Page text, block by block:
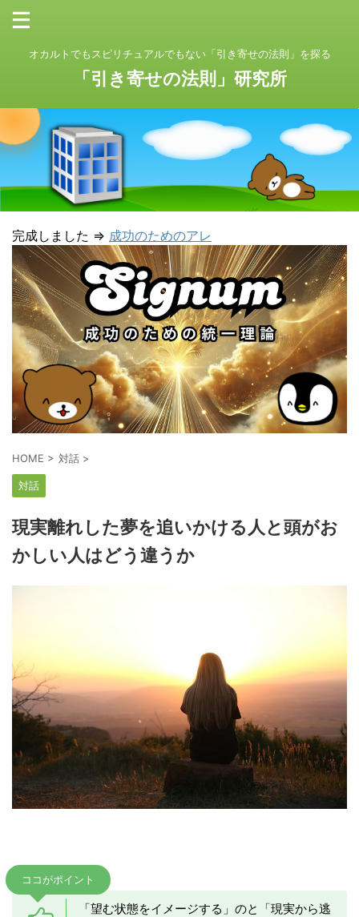
オカルトでもスピリチュアルでもない「引き寄せの法則」を探る
「引き寄せの法則」研究所
完成しました ⇒ 成功のためのアレ
HOME > 対話 >
対話
現実離れした夢を追いかける人と頭がお
かしい人はどう違うか
ココがポイント
「望む状態をイメージする」のと「現実から逃